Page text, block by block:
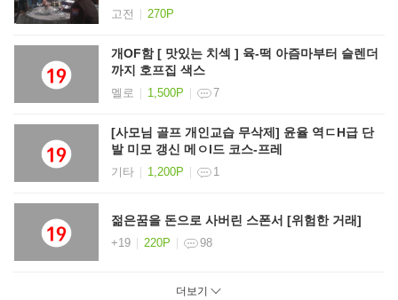
고전 270P
개OF함 [ 맛있는 치섹 ] 육-떡 아즘마부터 슬렌더
까지 호프집 색스
멜로 1,500P 7
[사모님 골프 개인교습 무삭제] 윤율 역ㄷH급 단
발 미모 갱신 메ㅇl드 코스-프레
기타 1,200P 1
젊은꿈을 돈으로 사버린 스폰서 [위험한 거래]
+19 220P 98
더보기